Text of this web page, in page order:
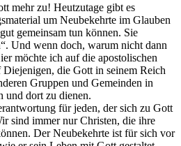
mehr zu! Heutzutage gibt es
um Neubekehrte im Glauben
gemeinsam tun können. Sie
Und wenn doch, warum nicht dann
möchte ich auf die apostolischen
die Gott in seinem Reich
Gruppen und Gemeinden in
und dort zu dienen.
für jeden, der sich zu Gott
sind immer nur Christen, die ihre
Der Neubekehrte ist für sich vor